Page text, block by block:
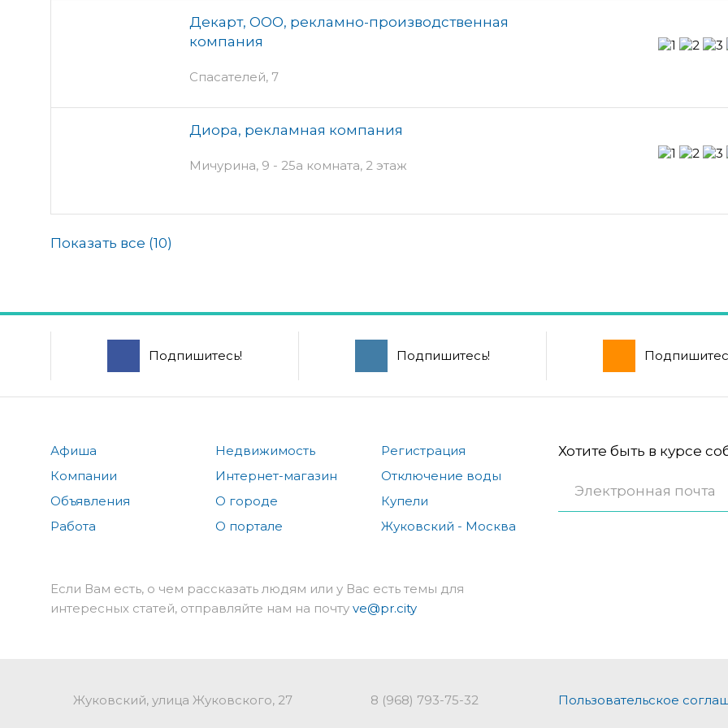
Декарт, ООО, рекламно-производственная
компания
Спасателей, 7
Диора, рекламная компания
Мичурина, 9 - 25а комната, 2 этаж
Показать все (10)
Подпишитесь! Подпишитесь!
Афиша
Компании
Объявления
Работа
Недвижимость
Интернет-магазин
О городе
О портале
Регистрация
Отключение воды
Купели
Жуковский - Москва
Хотите быть в курсе
Если Вам есть, о чем рассказать людям или у Вас есть темы для
интересных статей, отправляйте нам на почту ve@pr.city
Жуковский, улица Жуковского, 27 8 (968) 793-75-32 Пользовательское